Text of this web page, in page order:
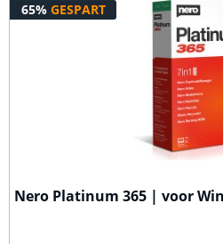
65% GESPART
Nero Platinum 365 | voor